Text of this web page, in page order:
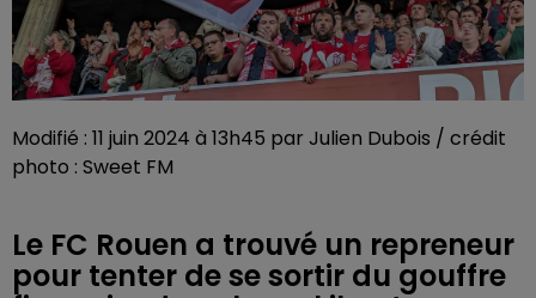
Modifié : 11 juin 2024 à 13h45 par Julien Dubois / crédit
photo : Sweet FM
Le FC Rouen a trouvé un repreneur
pour tenter de se sortir du gouffre